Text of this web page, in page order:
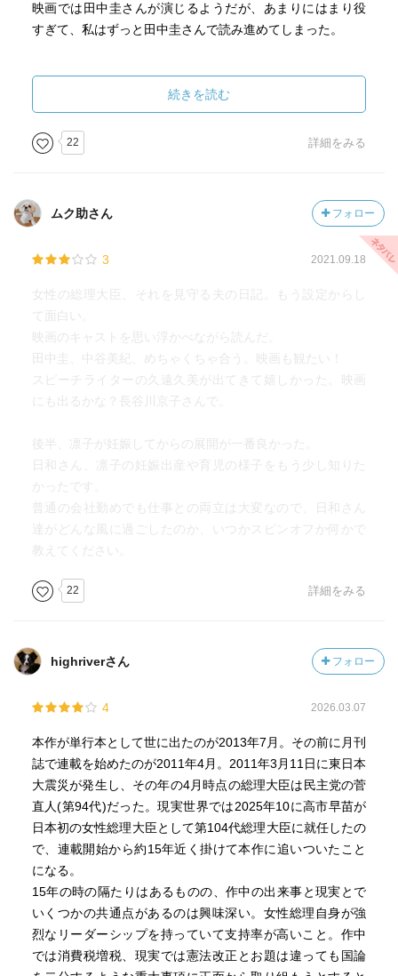
映画では田中圭さんが演じるようだが、あまりにはまり役
すぎて、私はずっと田中圭さんで読み進めてしまった。
気になるので、「本日は、お日柄もよく」を次回読んでみ
よう思う。
続きを読む
22 詳細をみる
ムク助さん フォロー
3 2021.09.18
女性の総理大臣、それを見守る夫の日記。もう設定からし
て面白い。
映画のキャストを思い浮かべながら読んだ。
田中圭、中谷美紀、めちゃくちゃ合う。映画も観たい！
スピーチライターの久遠久美が出てきて嬉しかった。映画
にも出るかな？長谷川京子さんで。
後半、凛子が妊娠してからの展開が一番良かった。
日和さん、凛子の妊娠出産や育児の様子をもう少し知りた
かったです。
普通の会社勤めでも仕事との両立は大変なので、日和さん
達がどんな風に過ごしたのか、いつかスピンオフか何かで
教えてください。
22 詳細をみる
highriverさん フォロー
4 2026.03.07
本作が単行本として世に出たのが2013年7月。その前に月刊
誌で連載を始めたのが2011年4月。2011年3月11日に東日本
大震災が発生し、その年の4月時点の総理大臣は民主党の菅
直人(第94代)だった。現実世界では2025年10に高市早苗が
日本初の女性総理大臣として第104代総理大臣に就任したの
で、連載開始から約15年近く掛けて本作に追いついたこと
になる。
15年の時の隔たりはあるものの、作中の出来事と現実とで
いくつかの共通点があるのは興味深い。女性総理自身が強
烈なリーダーシップを持っていて支持率が高いこと。作中
では消費税増税、現実では憲法改正とお題は違っても国論